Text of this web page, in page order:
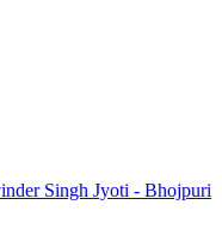
Singh Jyoti - Bhojpuri